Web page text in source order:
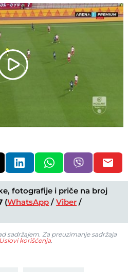
Play
fotografije i priče na broj
(WhatsApp /Viber /
sadržajem. Za preuzimanje sadržaja
Uslovi korišćenja.